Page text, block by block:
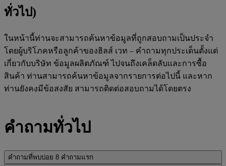
ทั่วไป)
ในหน้านี้ท่านจะสามารถค้นหาข้อมูลที่ถูกสอบถามเป็นประจำ
โดยผู้บริโภคหรือลูกค้าของฮิลส์ เวท – คำถามทุกประเด็นตั้งแต่
เกี่ยวกับบริษัท ข้อมูลผลิตภัณฑ์ ไปจนถึงเคล็ดลับและการซื้อ
สินค้า ท่านสามารถค้นหาข้อมูลจากรายการต่อไปนี้ และหาก
ท่านยังคงมีข้อสงสัย สามารถติดต่อสอบถามได้โดยตรง
คำถามทั่วไป
คำถามที่พบบ่อย 8 คำถามแรก